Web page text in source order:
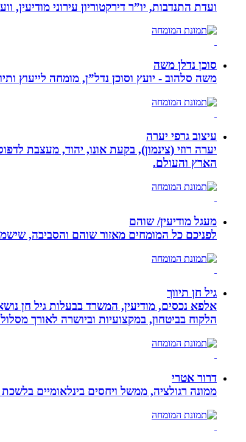
ועדת התנדבות, יו”ר דירקטוריון עירוני
סוכן נדלן משה
משה סלהוב - יועץ וסוכן נדל”ן, מומחה לייעוץ
עיצוב גרפי יערה
יערה רוזי (צינמון), בקעת אונו, יהוד, מעצבת
הארץ והעולם.
מעגל מודיעין/ שוהם
לפניכם כל המומחים מאזור שוהם והסביבה,
גיל חן תיווך
אלפא נכסים, מודיעין, המשרד בבעלות גיל חן
הלקוח בביטחון, במקצועיות וביושרה לאורך
דרור אטרי
ממונה רגולציה, ממשל ויחסים בינלאומיים